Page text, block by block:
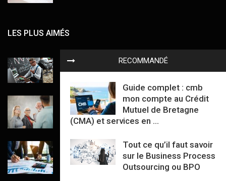
RECOMMANDÉ
Guide complet : cmb
mon compte au Crédit
Mutuel de Bretagne
(CMA) et services en ...
Tout ce qu’il faut savoir
sur le Business Process
Outsourcing ou BPO
LES PLUS AIMÉS
Compte titre et PEA, tout ce qu’il vous
faut savoir
Comment construire un business model
qui rapporte vraiment
Apport partiel d’actif : mode d’emploi
concret pour dirigeants et DAF